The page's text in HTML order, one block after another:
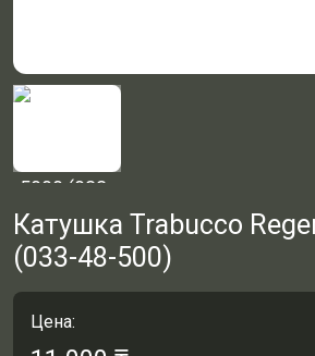
Катушка Trabucco
(033-48-500)
Цена: